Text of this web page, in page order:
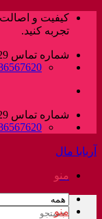
پرش
کیفیت و اصالت
تجربه کنید.
شماره تماس 09302776629
شماره تماس 09302776629
آربابا مال
منو
جستجو
منو